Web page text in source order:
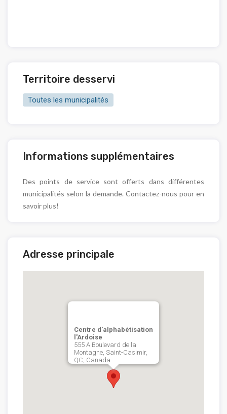
Territoire desservi
Toutes les municipalités
Informations supplémentaires
Des points de service sont offerts dans différentes
municipalités selon la demande. Contactez-nous pour en
savoir plus!
Adresse principale
Centre d'alphabétisation
l'Ardoise
555 A Boulevard de la
Montagne, Saint-Casimir,
QC, Canada